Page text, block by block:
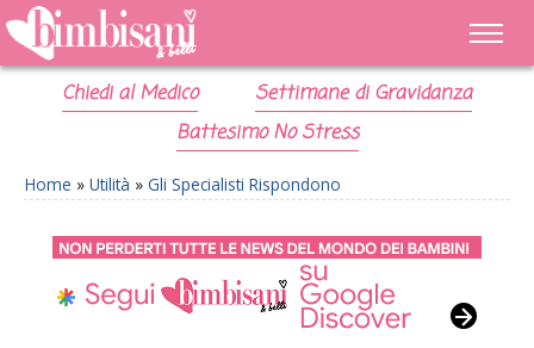
Chiedi al Medico
Settimane di Gravidanza
Battesimo No Stress
Home » Utilità » Gli Specialisti Rispondono